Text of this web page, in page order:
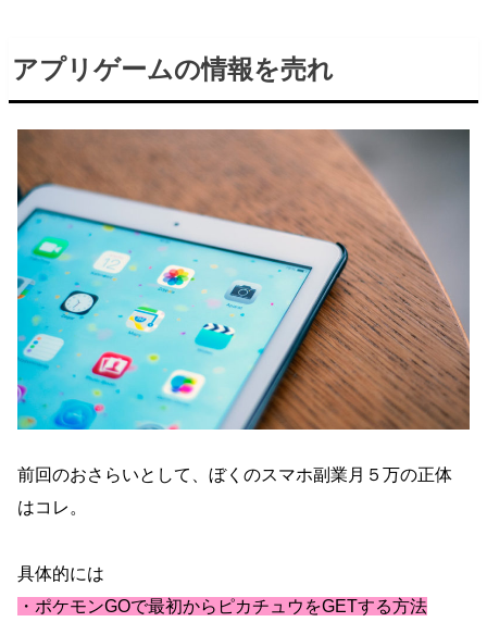
アプリゲームの情報を売れ
前回のおさらいとして、ぼくのスマホ副業月５万の正体
はコレ。
具体的には
・ポケモンGOで最初からピカチュウをGETする方法